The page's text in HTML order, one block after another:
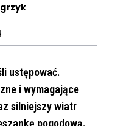
ustępować.
i wymagające
silniejszy wiatr